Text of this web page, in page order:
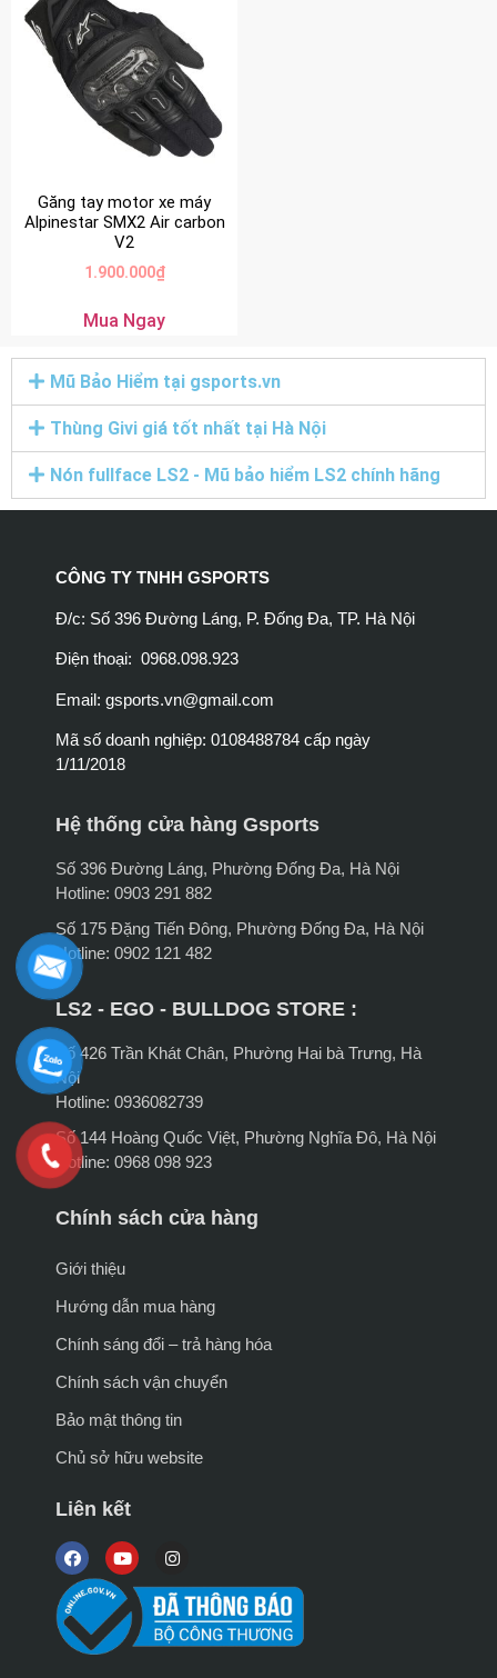
Găng tay motor xe máy
Alpinestar SMX2 Air carbon
V2
1.900.000₫
Mua Ngay
Mũ Bảo Hiểm tại gsports.vn
Thùng Givi giá tốt nhất tại Hà Nội
Nón fullface LS2 - Mũ bảo hiểm LS2 chính hãng
CÔNG TY TNHH GSPORTS
Đ/c: Số 396 Đường Láng, P. Đống Đa, TP. Hà Nội
Điện thoại: 0968.098.923
Email: gsports.vn@gmail.com
Mã số doanh nghiệp: 0108488784 cấp ngày
1/11/2018
Hệ thống cửa hàng Gsports
Số 396 Đường Láng, Phường Đống Đa, Hà Nội
Hotline: 0903 291 882
Số 175 Đặng Tiến Đông, Phường Đống Đa, Hà Nội
Hotline: 0902 121 482
LS2 - EGO - BULLDOG STORE :
Số 426 Trần Khát Chân, Phường Hai bà Trưng, Hà
Nội
Hotline: 0936082739
Số 144 Hoàng Quốc Việt, Phường Nghĩa Đô, Hà Nội
Hotline: 0968 098 923
Chính sách cửa hàng
Giới thiệu
Hướng dẫn mua hàng
Chính sáng đổi – trả hàng hóa
Chính sách vận chuyển
Bảo mật thông tin
Chủ sở hữu website
Liên kết